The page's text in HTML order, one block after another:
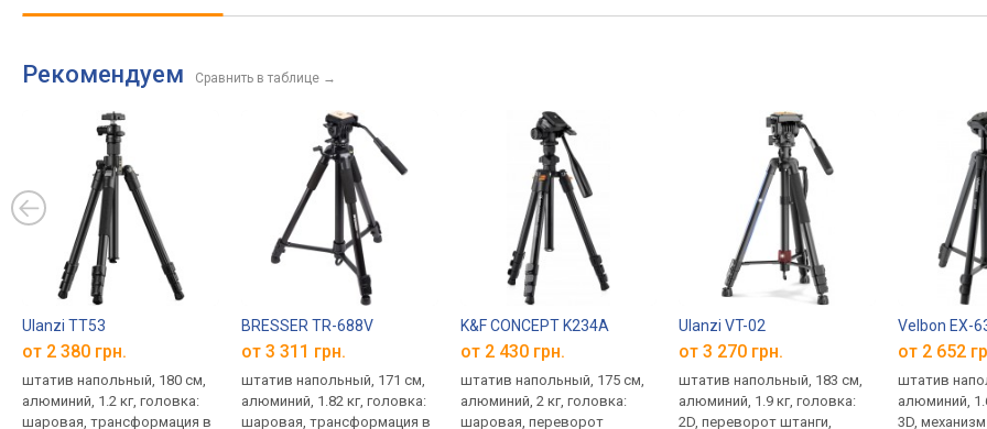
Рекомендуем Сравнить в таблице →
Ulanzi TT53
от 2 380 грн.
штатив напольный, 180 см,
алюминий, 1.2 кг, головка:
шаровая, трансформация в
BRESSER TR-688V
от 3 311 грн.
штатив напольный, 171 см,
алюминий, 1.82 кг, головка:
шаровая, трансформация в
K&F CONCEPT K234A
от 2 430 грн.
штатив напольный, 175 см,
алюминий, 2 кг, головка:
шаровая, переворот
Ulanzi VT-02
от 3 270 грн.
штатив напольный, 183 см,
алюминий, 1.9 кг, головка:
2D, переворот штанги,
Velbon EX-
от 2 652
штатив
алюминий,
3D,